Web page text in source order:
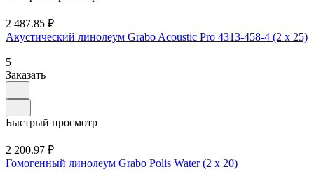
2 487.85 ₽
Акустический линолеум Grabo Acoustic Pro 4313-458-4 (2 х 25)
5
Заказать
Быстрый просмотр
2 200.97 ₽
Гомогенный линолеум Grabo Polis Water (2 х 20)